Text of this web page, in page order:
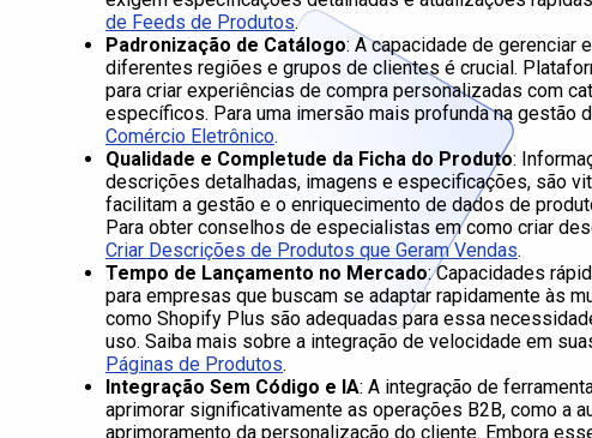
de Feeds de Produtos.
Padronização de Catálogo: A capacidade de gerenciar
diferentes regiões e grupos de clientes é crucial.
para criar experiências de compra personalizadas com
específicos. Para uma imersão mais profunda na gestão
Comércio Eletrônico.
Qualidade e Completude da Ficha do Produto:
descrições detalhadas, imagens e especificações, são
facilitam a gestão e o enriquecimento de dados de
Para obter conselhos de especialistas em como criar
Criar Descrições de Produtos que Geram Vendas.
Tempo de Lançamento no Mercado: Capacidades
para empresas que buscam se adaptar rapidamente às
como Shopify Plus são adequadas para essa
uso. Saiba mais sobre a integração de velocidade em
Páginas de Produtos.
Integração Sem Código e IA: A integração de
aprimorar significativamente as operações B2B, como a
aprimoramento da personalização do cliente. Embora